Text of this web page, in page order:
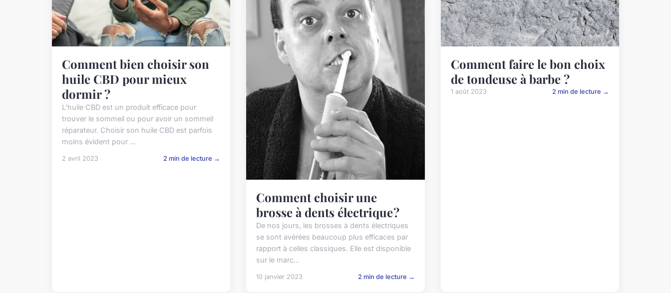
Comment bien choisir son
huile CBD pour mieux
dormir ?
L'huile CBD est un produit efficace pour
trouver le sommeil ou pour avoir un sommeil
réparateur. Choisir son huile CBD est parfois
moins évident pour ...
2 avril 2023 2 min de lecture →
Comment choisir une
brosse à dents électrique ?
De nos jours, les brosses à dents électriques
se sont avérées beaucoup plus efficaces par
rapport à celles classiques. Elle est disponible
sur le marc...
10 janvier 2023 2 min de lecture →
Comment faire le bon choix
de tondeuse à barbe ?
1 août 2023 2 min de lecture →